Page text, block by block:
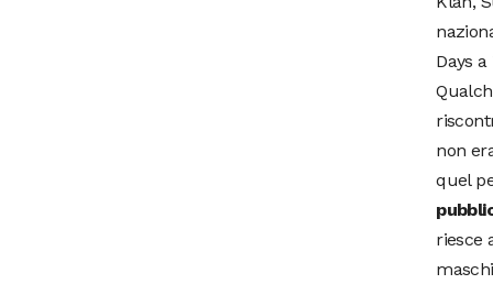
Days a
non
quel
riesce